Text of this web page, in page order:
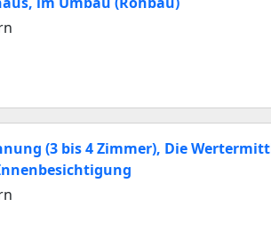
(3 bis 4 Zimmer), Die